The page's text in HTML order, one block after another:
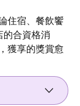
住宿、餐飲饗
的合資格消
獲享的獎賞愈